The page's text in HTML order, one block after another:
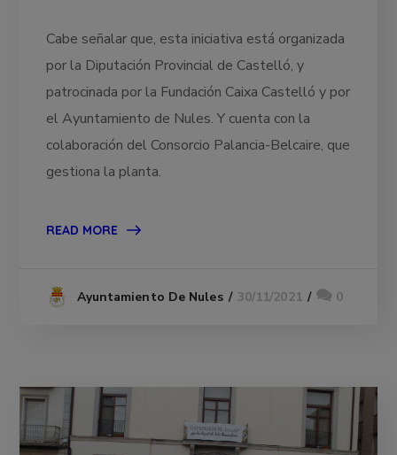
Cabe señalar que, esta iniciativa está organizada
por la Diputación Provincial de Castelló, y
patrocinada por la Fundación Caixa Castelló y por
el Ayuntamiento de Nules. Y cuenta con la
colaboración del Consorcio Palancia-Belcaire, que
gestiona la planta.
READ MORE
Ayuntamiento De Nules 30/11/2021 0